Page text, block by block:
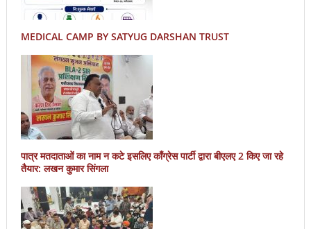
MEDICAL CAMP BY SATYUG DARSHAN TRUST
पात्र मतदाताओं का नाम न कटे इसलिए काँग्रेस पार्टी द्वारा बीएलए 2 किए जा रहे
तैयार: लखन कुमार सिंगला